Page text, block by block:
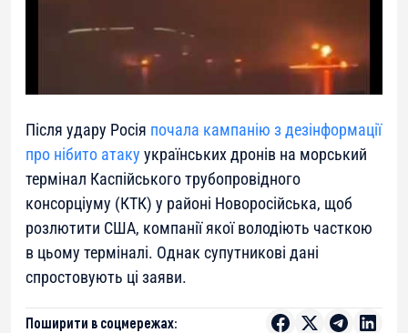
Після удару Росія почала кампанію з дезінформації
про нібито атаку українських дронів на морський
термінал Каспійського трубопровідного
консорціуму (КТК) у районі Новоросійська, щоб
розлютити США, компанії якої володіють часткою
в цьому терміналі. Однак супутникові дані
спростовують ці заяви.
Поширити в соцмережах: